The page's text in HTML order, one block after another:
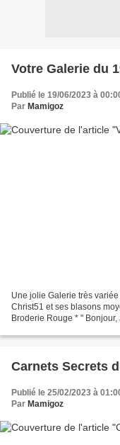
Votre Galerie du
Publié le 19/06/2023 à
Par Mamigoz
Une jolie Galerie très
Christ51 et ses blasons
Broderie Rouge * "
Carnets Secrets
Publié le 25/02/2023 à
Par Mamigoz